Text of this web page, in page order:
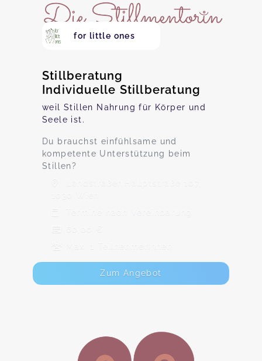
for little ones
Stillberatung
Individuelle Stillberatung
weil Stillen Nahrung für Körper und
Seele ist.
Du brauchst einfühlsame und
kompetente Unterstützung beim
Stillen?
Landstraßer Hauptstraße 107,
1030 Wien
Termine nach Vereinbarung
60,00 €
Max. 1 TeilnehmerInnen
Zum Angebot